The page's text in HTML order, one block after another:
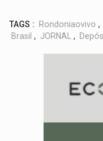
TAGS : Rondoniaovivo ,
Brasil , JORNAL ,